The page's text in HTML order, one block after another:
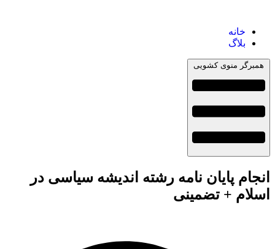
خانه
بلاگ
همبرگر منوی کشویی
انجام پایان نامه رشته اندیشه سیاسی در
اسلام + تضمینی